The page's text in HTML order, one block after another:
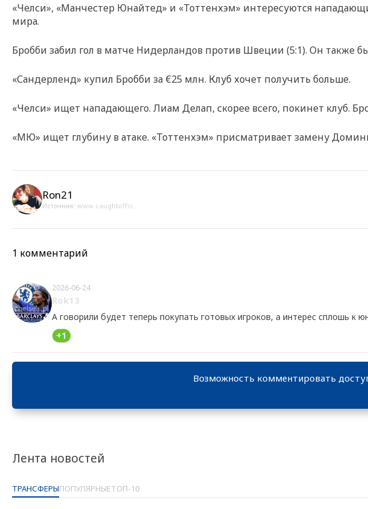
Лента новостей
ТРАНСФЕРЫПОПУЛЯРНЫЕТОП-10
«Челси», «Манчестер Юнайтед» и «Тоттенхэм» интересуются
мира.
Бробби забил гол в матче Нидерландов против Швеции (5:1). Он также
«Сандерленд» купил Бробби за €25 млн. Клуб хочет получить больше.
«Челси» ищет нападающего. Лиам Делап, скорее всего, покинет клуб.
«МЮ» ищет глубину в атаке. «Тоттенхэм» присматривает замену
Ron21
Источник: www.caughtoffsi...
1 комментарий
2026-06-24
Rok13
А говорили будет теперь покупать готовых игроков, а интерес сплошь к
+1
Возможность комментировать